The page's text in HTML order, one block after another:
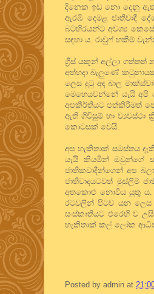
දිනෙක ඉඩ නො දෙනු ඇත.
ඇරඹි දෙමළ ජාතිවාදී
බටහිරයන්ට අවශ්‍ය
සඳහා ය. රාවුෆ් හකීම්
ග්‍රීස් යකුන් අල්ලා ගත්තත්
අත්හදා බැලුණේ
ලෙස දුටු අඳ බාල
මෙහෙයවන්නේ යැයි
අපකීර්තියට පත්කිරීමත්
ඇති ගිවිසුම් හා ව්‍යවස්ථා
කොටසක් වෙයි.
අප හැකිතාක් සමස්තය
යැයි කියමින් ඔවුන්ගේ
ජාතිකවාදීන්ගෙන් අප
ජාතිවාදයටවත් මුස්ලිම්
අතකොළු නොවිය යුතු ය.
රටවලින් පිටව යන ලෙස
සංස්කෘතියට එරෙහි ව
හැකිතාක් කල් ලෝක
Posted by admin at